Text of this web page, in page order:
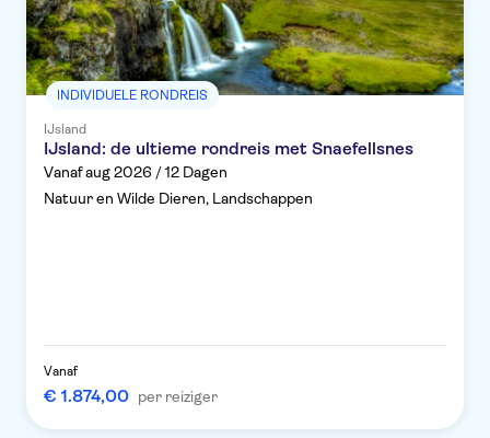
INDIVIDUELE RONDREIS
IJsland
IJsland: de ultieme rondreis met Snaefellsnes
Vanaf aug 2026 / 12 Dagen
Natuur en Wilde Dieren, Landschappen
Vanaf
€ 1.874,00 per reiziger